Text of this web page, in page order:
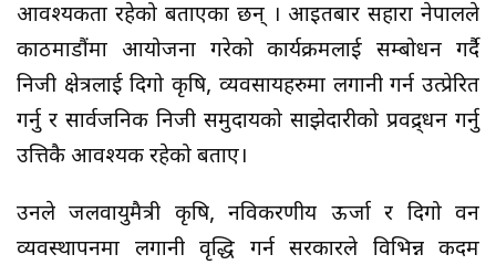
आवश्यकता रहेको बताएका छन् । आइतबार सहारा नेपालले
काठमाडौंमा आयोजना गरेको कार्यक्रमलाई सम्बोधन गर्दै
निजी क्षेत्रलाई दिगो कृषि, व्यवसायहरुमा लगानी गर्न उत्प्रेरित
गर्नु र सार्वजनिक निजी समुदायको साझेदारीको प्रवद्र्धन गर्नु
उत्तिकै आवश्यक रहेको बताए।
उनले जलवायुमैत्री कृषि, नविकरणीय ऊर्जा र दिगो वन
व्यवस्थापनमा लगानी वृद्धि गर्न सरकारले विभिन्न कदम